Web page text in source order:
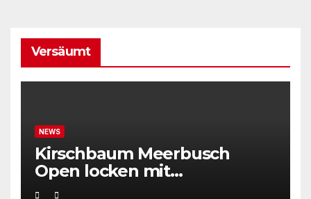
Versäumt
NEWS
Kirschbaum Meerbusch
Open locken mit
Weltklassetennis